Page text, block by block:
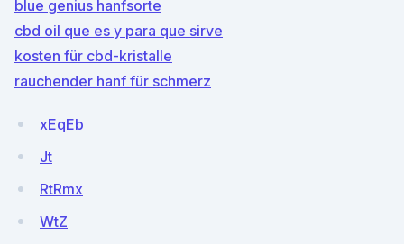
blue genius hanfsorte
cbd oil que es y para que sirve
kosten für cbd-kristalle
rauchender hanf für schmerz
xEqEb
Jt
RtRmx
WtZ